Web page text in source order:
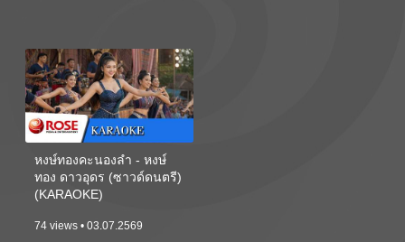
หงษ์ทองคะนองลำ - หงษ์
ทอง ดาวอุดร (ซาวด์ดนตรี)
(KARAOKE)
74 views • 03.07.2569